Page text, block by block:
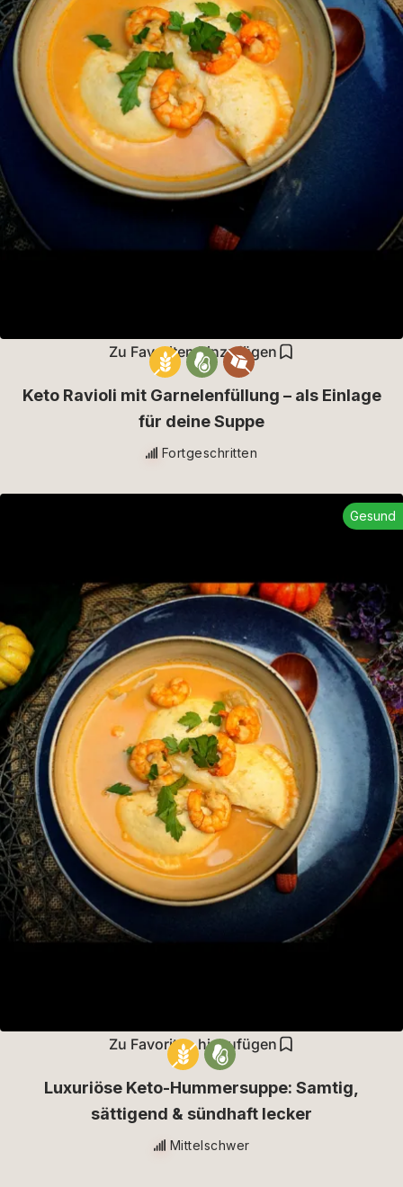
Zu Favoriten hinzufügen
Keto Ravioli mit Garnelenfüllung – als Einlage
für deine Suppe
Fortgeschritten
Zu Favoriten hinzufügen
Gesund
Luxuriöse Keto-Hummersuppe: Samtig,
sättigend & sündhaft lecker
Mittelschwer